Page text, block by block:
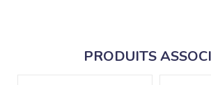
PRODUITS